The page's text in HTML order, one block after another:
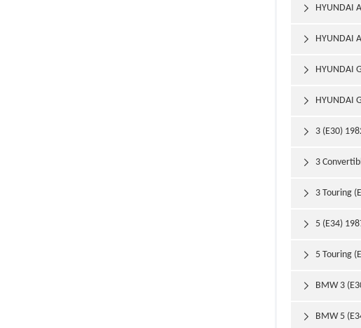
HYUNDAI

HYUNDAI

HYUNDAI

HYUNDAI

3 (E30)

3

3 Touring

5 (E34)

5 Touring

BMW 3

BMW 5
